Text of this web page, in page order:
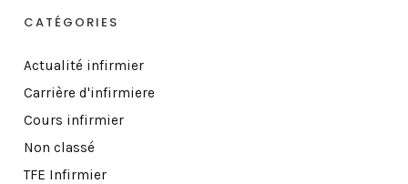
CATÉGORIES
Actualité infirmier
Carrière d'infirmiere
Cours infirmier
Non classé
TFE Infirmier